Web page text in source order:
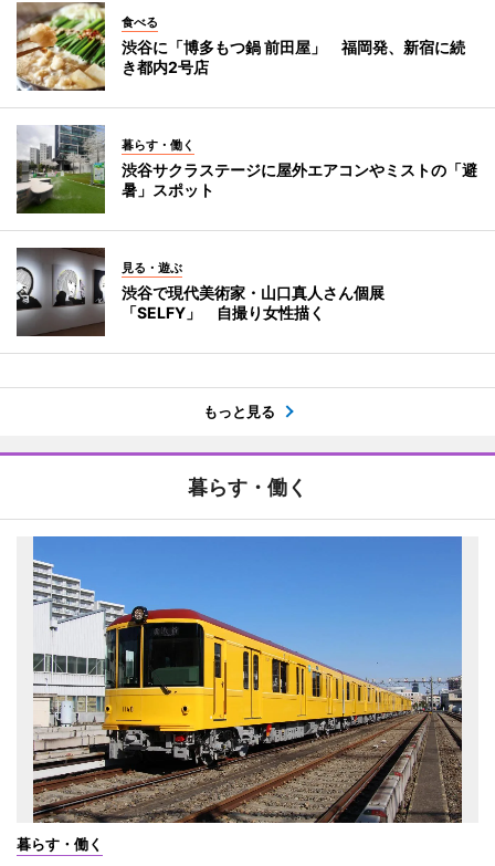
食べる
渋谷に「博多もつ鍋 前田屋」 福岡発、新宿に続
き都内2号店
暮らす・働く
渋谷サクラステージに屋外エアコンやミストの「避
暑」スポット
見る・遊ぶ
渋谷で現代美術家・山口真人さん個展
「SELFY」 自撮り女性描く
もっと見る
暮らす・働く
暮らす・働く